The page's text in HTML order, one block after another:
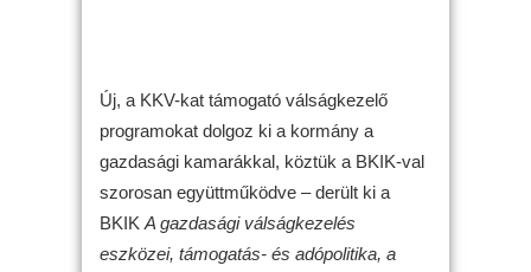
Új, a KKV-kat támogató válságkezelő
programokat dolgoz ki a kormány a
gazdasági kamarákkal, köztük a BKIK-val
szorosan együttműködve – derült ki a
BKIK A gazdasági válságkezelés
eszközei, támogatás- és adópolitika, a